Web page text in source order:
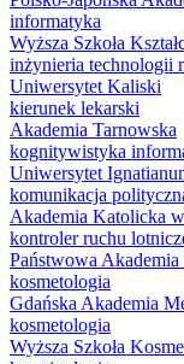
informatyka
Wyższa Szkoła
inżynieria technologii
Uniwersytet Kaliski
kierunek lekarski
Akademia Tarnowska
kognitywistyka
Uniwersytet
komunikacja
Akademia Katolicka
kontroler ruchu
Państwowa
kosmetologia
Gdańska Akademia
kosmetologia
Wyższa Szkoła